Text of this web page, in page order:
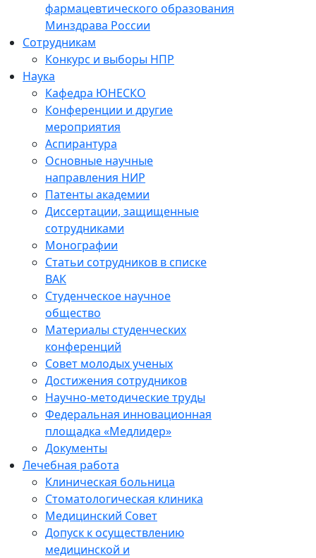
фармацевтического образования
Минздрава России
Сотрудникам
Конкурс и выборы НПР
Наука
Кафедра ЮНЕСКО
Конференции и другие
мероприятия
Аспирантура
Основные научные
направления НИР
Патенты академии
Диссертации, защищенные
сотрудниками
Монографии
Статьи сотрудников в списке
ВАК
Студенческое научное
общество
Материалы студенческих
конференций
Совет молодых ученых
Достижения сотрудников
Научно-методические труды
Федеральная инновационная
площадка «Медлидер»
Документы
Лечебная работа
Клиническая больница
Стоматологическая клиника
Медицинский Совет
Допуск к осуществлению
медицинской и